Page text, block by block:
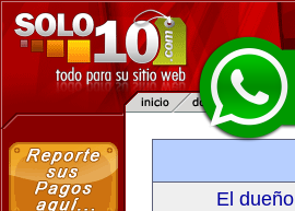
El